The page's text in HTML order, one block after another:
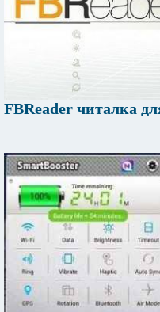
FBReader читалка